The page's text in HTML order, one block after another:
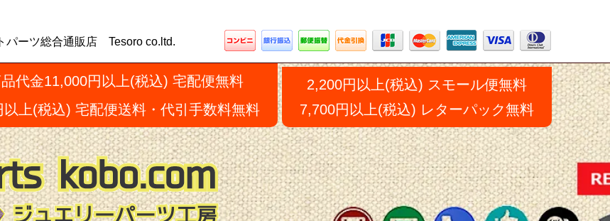
ーツ総合通販店 Tesoro co.ltd.
代金11,000円以上(税込) 宅配便無料
以上(税込) 宅配便送料・代引手数料無料
2,200円以上(税込) スモール便無料
7,700円以上(税込) レターパック無料